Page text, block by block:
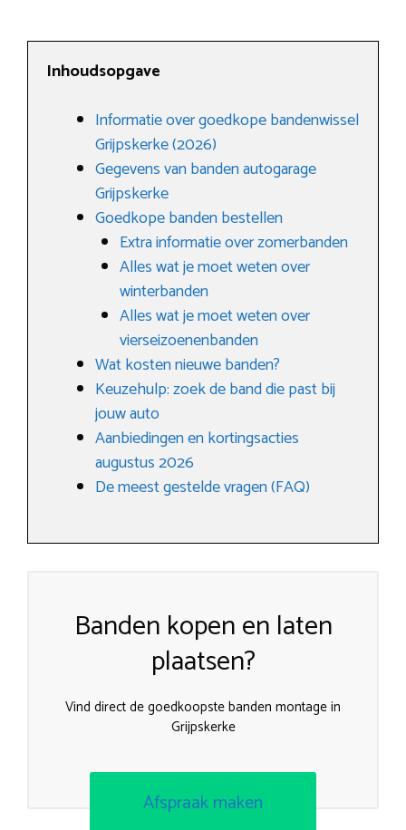
Inhoudsopgave
Informatie over goedkope bandenwissel
Grijpskerke (2026)
Gegevens van banden autogarage
Grijpskerke
Goedkope banden bestellen
Extra informatie over zomerbanden
Alles wat je moet weten over
winterbanden
Alles wat je moet weten over
vierseizoenenbanden
Wat kosten nieuwe banden?
Keuzehulp: zoek de band die past bij
jouw auto
Aanbiedingen en kortingsacties
augustus 2026
De meest gestelde vragen (FAQ)
Banden kopen en laten
plaatsen?
Vind direct de goedkoopste banden montage in
Grijpskerke
Afspraak maken